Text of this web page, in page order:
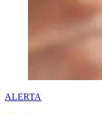
ALERTA